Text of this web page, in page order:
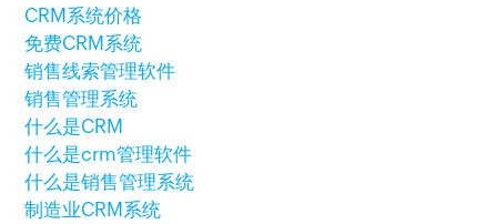
CRM系统价格
免费CRM系统
销售线索管理软件
销售管理系统
什么是CRM
什么是crm管理软件
什么是销售管理系统
制造业CRM系统